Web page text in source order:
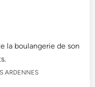
ARDENNES